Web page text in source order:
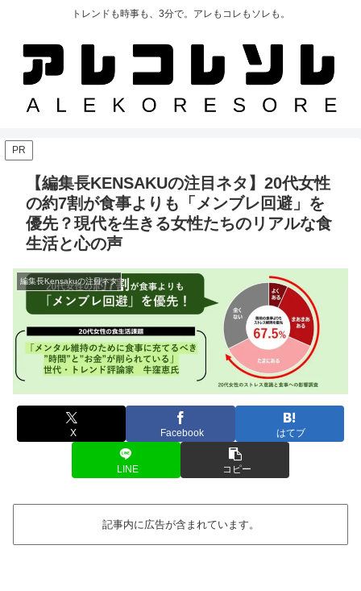
トレンドも時事も、3分で。アレもコレもソレも。
PR
【編集長KENSAKUの注目ネタ】20代女性
の約7割が食事よりも「メンブレ回避」を
優先？現代を生きる女性たちのリアルな食
生活と心の声
編集長Kensakuの注目ネタ
X Facebook はてブ
LINE コピー
記事内に広告が含まれています。